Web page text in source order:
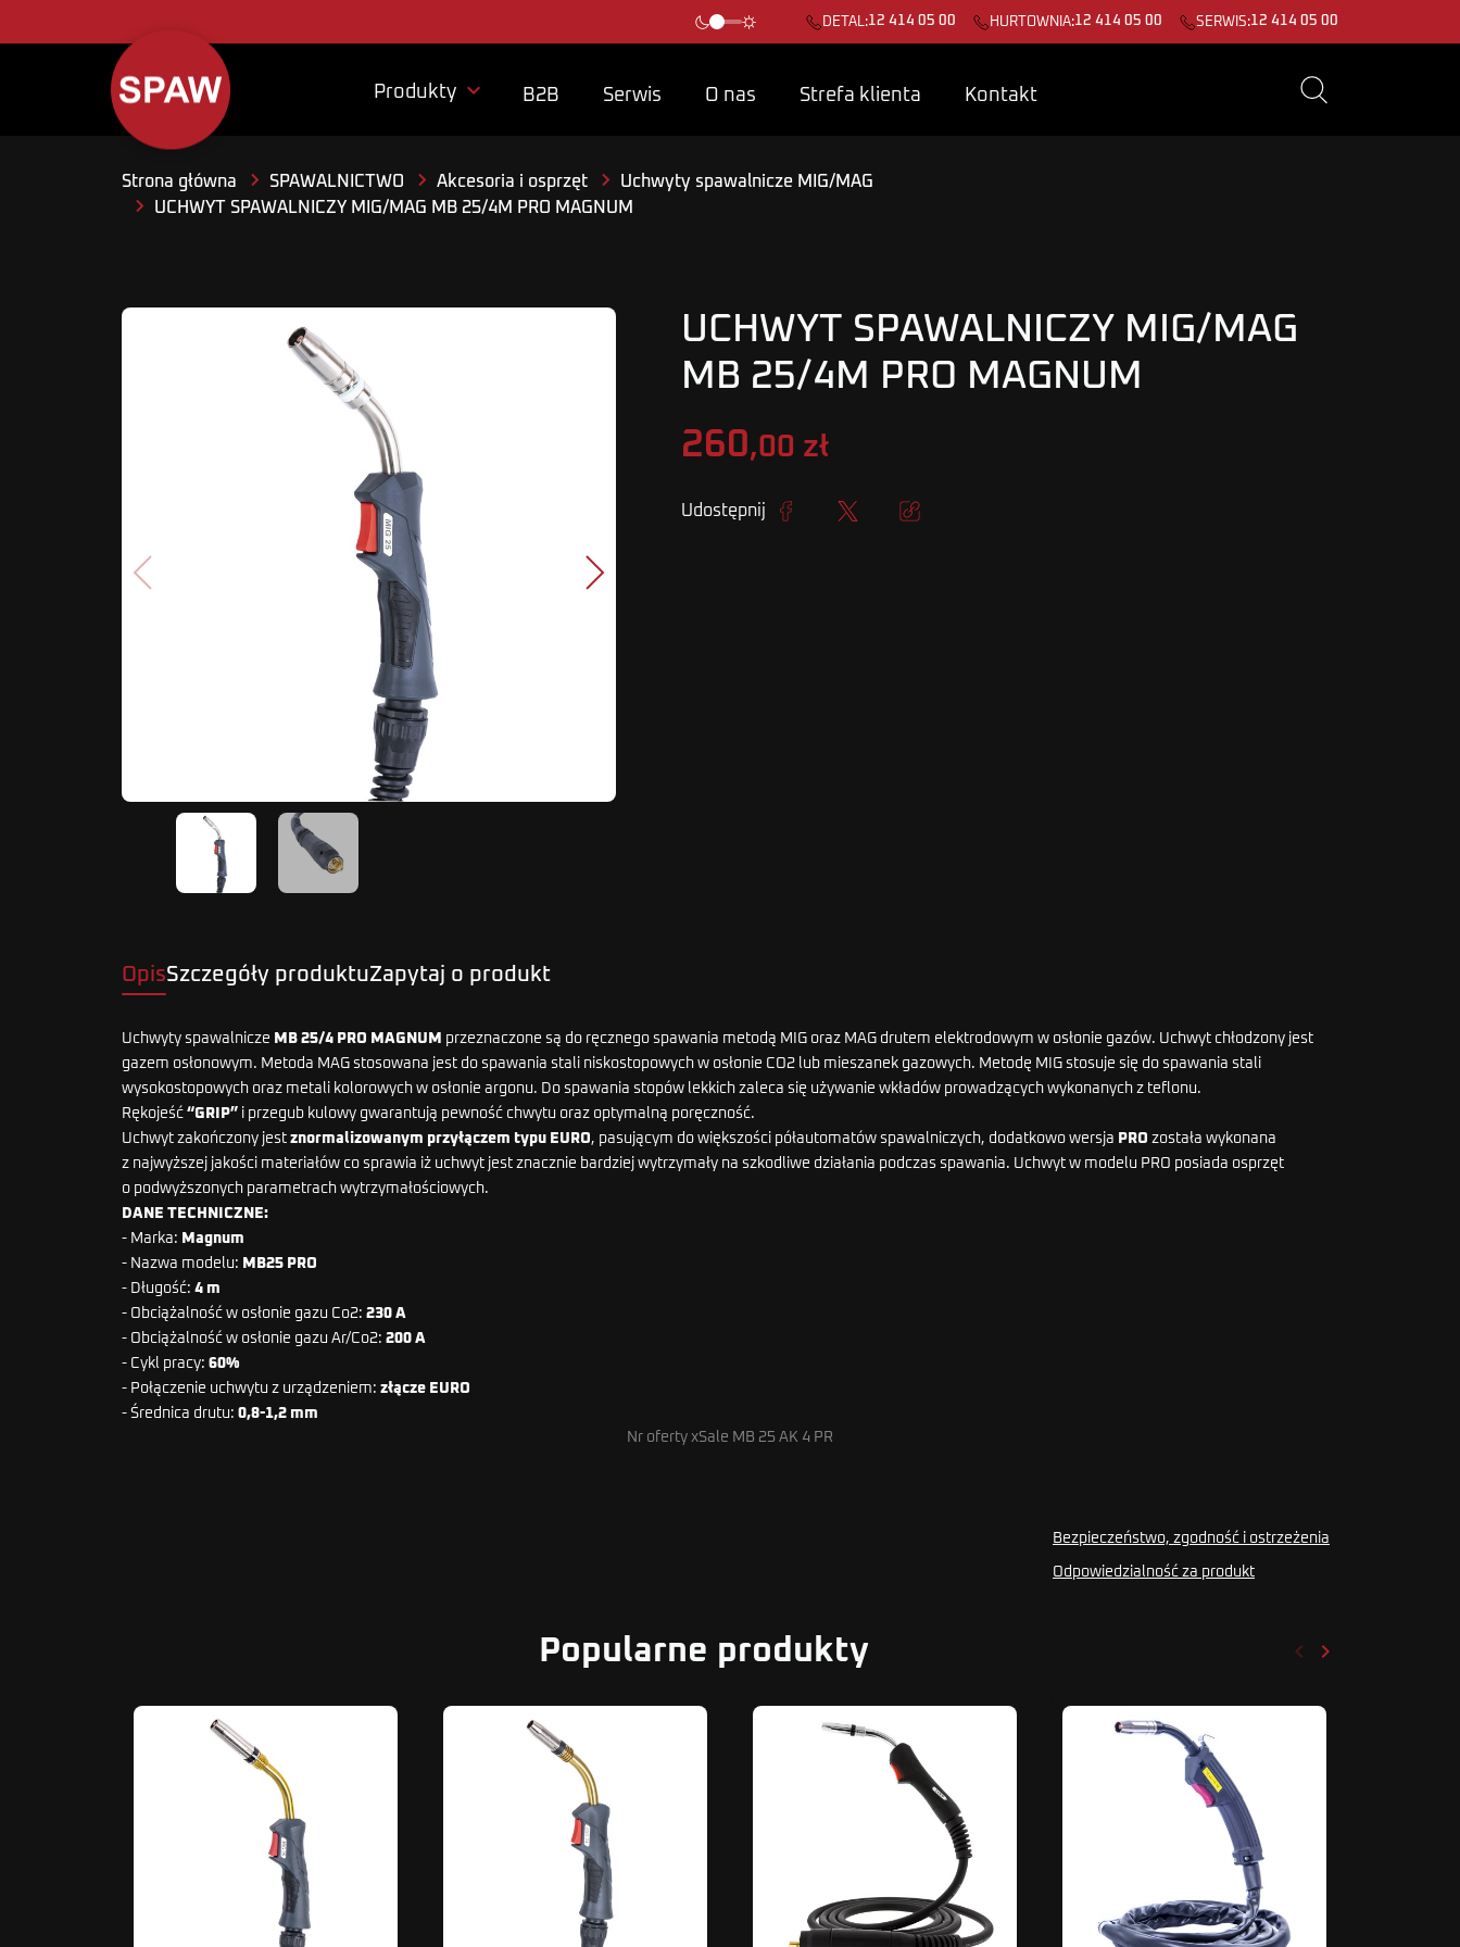
DETAL:12 414 05 00 HURTOWNIA:12 414 05 00 SERWIS:12 414 05 00
Produkty  B2B Serwis O nas Strefa klienta Kontakt
Strona główna SPAWALNICTWO Akcesoria i osprzęt
Uchwyty spawalnicze MIG/MAG
UCHWYT SPAWALNICZY MIG/MAG MB 25/4M PRO MAGNUM
Poprzedni Następny
UCHWYT SPAWALNICZY MIG/MAG
MB 25/4M PRO MAGNUM
260,00 zł
Udostępnij
OpisSzczegóły produktuZapytaj o produkt
Uchwyty spawalnicze MB 25/4 PRO MAGNUM przeznaczone są do ręcznego spawania metodą MIG oraz MAG drutem elektrodowym w osłonie gazów. Uchwyt chłodzony jest
gazem osłonowym. Metoda MAG stosowana jest do spawania stali niskostopowych w osłonie CO2 lub mieszanek gazowych. Metodę MIG stosuje się do spawania stali
wysokostopowych oraz metali kolorowych w osłonie argonu. Do spawania stopów lekkich zaleca się używanie wkładów prowadzących wykonanych z teflonu.
Rękojeść “GRIP” i przegub kulowy gwarantują pewność chwytu oraz optymalną poręczność.
Uchwyt zakończony jest znormalizowanym przyłączem typu EURO, pasującym do większości półautomatów spawalniczych, dodatkowo wersja PRO została wykonana
z najwyższej jakości materiałów co sprawia iż uchwyt jest znacznie bardziej wytrzymały na szkodliwe działania podczas spawania. Uchwyt w modelu PRO posiada osprzęt
o podwyższonych parametrach wytrzymałościowych.
DANE TECHNICZNE:
- Marka: Magnum
- Nazwa modelu: MB25 PRO
- Długość: 4 m
- Obciążalność w osłonie gazu Co2: 230 A
- Obciążalność w osłonie gazu Ar/Co2: 200 A
- Cykl pracy: 60%
- Połączenie uchwytu z urządzeniem: złącze EURO
- Średnica drutu: 0,8-1,2 mm
Nr oferty xSale MB 25 AK 4 PR
Bezpieczeństwo, zgodność i ostrzeżenia
Odpowiedzialność za produkt
Popularne produkty Poprzedni
keyboard_arrow_left Następny
keyboard_arrow_right